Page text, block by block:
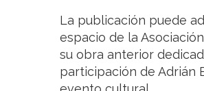
La publicación puede
espacio de la
su obra anterior
participación de Adrián